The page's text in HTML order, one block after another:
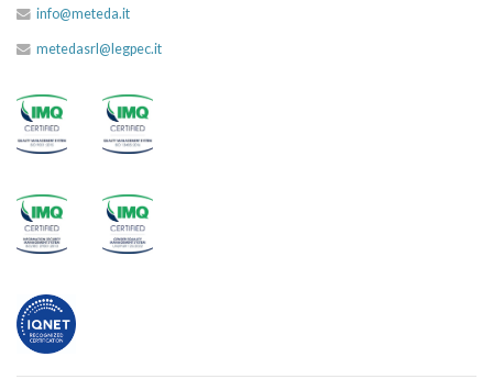
info@meteda.it
metedasrl@legpec.it